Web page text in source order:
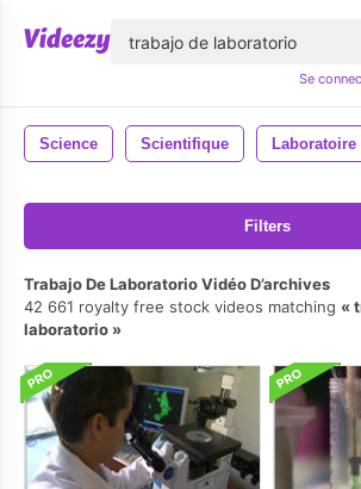
Se
Science Scientifique Laboratoire
Filters
Trabajo De Laboratorio Vidéo D’archives
42 661 royalty free stock videos matching
laboratorio